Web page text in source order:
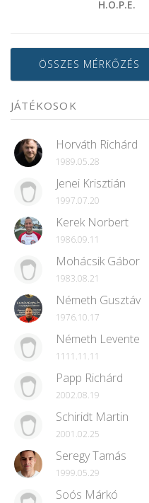
H.O.P.E.
ÖSSZES MÉRKŐZÉS
JÁTÉKOSOK
Horváth Richárd
1989.05.28
Jenei Krisztián
1997.07.20
Kerek Norbert
1986.09.11
Mohácsik Gábor
1983.08.21
Németh Gusztáv
1976.10.17
Németh Levente
1111.11.11
Papp Richárd
2002.08.19
Schiridt Martin
2001.02.25
Seregy Tamás
1999.05.29
Soós Márkó